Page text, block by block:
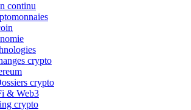
continu
crypto
crypto
& Web3
crypto